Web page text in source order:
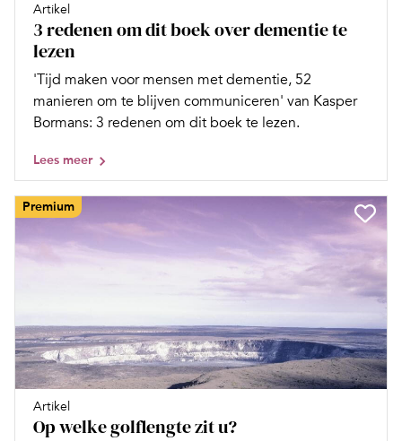
Artikel
3 redenen om dit boek over dementie te
lezen
'Tijd maken voor mensen met dementie, 52
manieren om te blijven communiceren' van Kasper
Bormans: 3 redenen om dit boek te lezen.
Lees meer
Premium
Artikel
Op welke golflengte zit u?